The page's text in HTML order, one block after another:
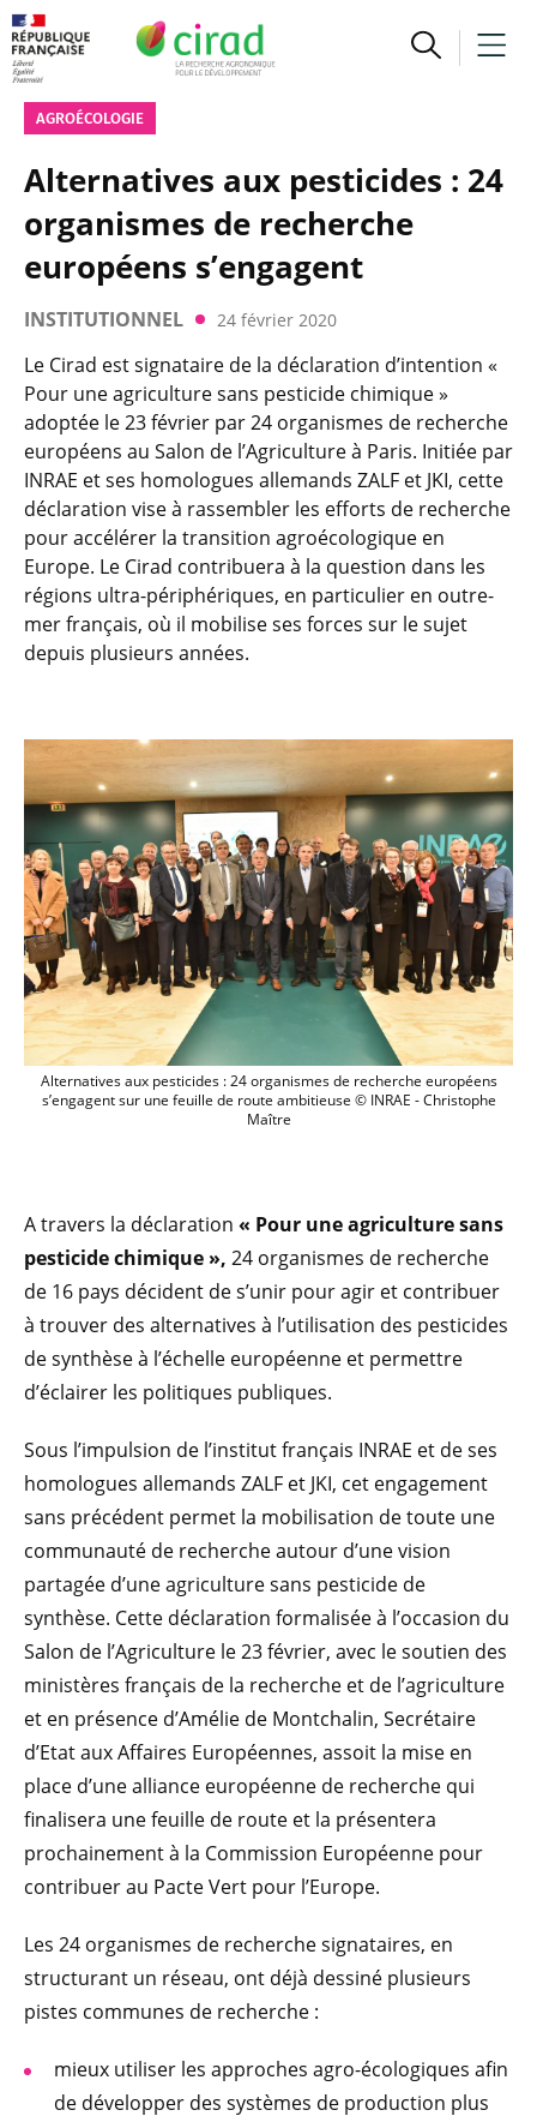
AGROÉCOLOGIE
Alternatives aux pesticides : 24
organismes de recherche
européens s’engagent
INSTITUTIONNEL 24 février 2020
Le Cirad est signataire de la déclaration d’intention «
Pour une agriculture sans pesticide chimique »
adoptée le 23 février par 24 organismes de recherche
européens au Salon de l’Agriculture à Paris. Initiée par
INRAE et ses homologues allemands ZALF et JKI, cette
déclaration vise à rassembler les efforts de recherche
pour accélérer la transition agroécologique en
Europe. Le Cirad contribuera à la question dans les
régions ultra-périphériques, en particulier en outre-
mer français, où il mobilise ses forces sur le sujet
depuis plusieurs années.
Alternatives aux pesticides : 24
Alternatives aux pesticides : 24 organismes de recherche européens
s’engagent sur une feuille de route ambitieuse © INRAE - Christophe
Maître
A travers la déclaration « Pour une agriculture sans
pesticide chimique », 24 organismes de recherche
de 16 pays décident de s’unir pour agir et contribuer
à trouver des alternatives à l’utilisation des pesticides
de synthèse à l’échelle européenne et permettre
d’éclairer les politiques publiques.
Sous l’impulsion de l’institut français INRAE et de ses
homologues allemands ZALF et JKI, cet engagement
sans précédent permet la mobilisation de toute une
communauté de recherche autour d’une vision
partagée d’une agriculture sans pesticide de
synthèse. Cette déclaration formalisée à l’occasion du
Salon de l’Agriculture le 23 février, avec le soutien des
ministères français de la recherche et de l’agriculture
et en présence d’Amélie de Montchalin, Secrétaire
d’Etat aux Affaires Européennes, assoit la mise en
place d’une alliance européenne de recherche qui
finalisera une feuille de route et la présentera
prochainement à la Commission Européenne pour
contribuer au Pacte Vert pour l’Europe.
Les 24 organismes de recherche signataires, en
structurant un réseau, ont déjà dessiné plusieurs
pistes communes de recherche :
mieux utiliser les approches agro-écologiques afin
de développer des systèmes de production plus